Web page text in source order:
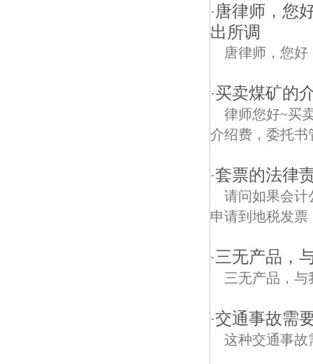
· 唐律师，您
出所调
唐律师，您
·买卖煤矿的
律师您好~买
介绍费，委托书
·套票的法律
请问如果会计
申请到地税发
·三无产品，
三无产品，与
·交通事故需
这种交通事故